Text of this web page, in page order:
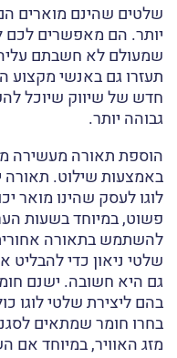
שלטים שהינם מוארים
יותר. הם מאפשרים
שמעולם לא חשבתם
תעזרו גם באנשי מקצוע
חדש של שיווק שיוכל
גבוהה יותר.
הוספת תאורה מעשירה
באמצעות שילוט. תאורה
לוגו לעסק שהינו מואר
פשוט, במיוחד בשעות
להשתמש בתאורה
שלטי ניאון כדי
גם היא חשובה. ישנם
בהם ליצירת שלטי לוגו
בחרו חומר שמתאים
מזג האוויר, במיוחד אם